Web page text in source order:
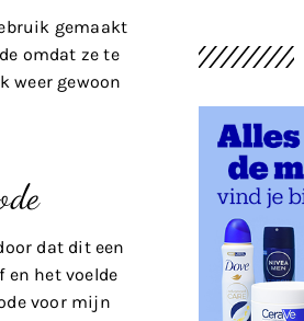
gemaakt
omdat ze te
weer gewoon
dat dit een
en het voelde
voor mijn